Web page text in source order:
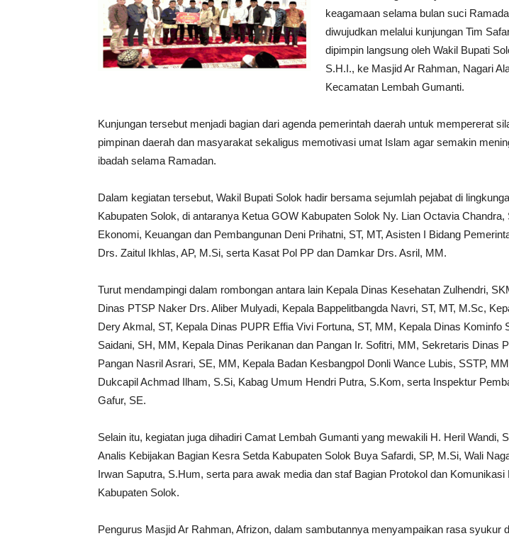
keagamaan selama bulan suci
diwujudkan melalui kunjungan Tim
dipimpin langsung oleh Wakil Bupati
S.H.I., ke Masjid Ar Rahman, Nagari
Kecamatan Lembah Gumanti.
Kunjungan tersebut menjadi bagian dari agenda pemerintah daerah untuk mempererat
pimpinan daerah dan masyarakat sekaligus memotivasi umat Islam agar semakin
ibadah selama Ramadan.
Dalam kegiatan tersebut, Wakil Bupati Solok hadir bersama sejumlah pejabat di
Kabupaten Solok, di antaranya Ketua GOW Kabupaten Solok Ny. Lian Octavia Chandra,
Ekonomi, Keuangan dan Pembangunan Deni Prihatni, ST, MT, Asisten I Bidang
Drs. Zaitul Ikhlas, AP, M.Si, serta Kasat Pol PP dan Damkar Drs. Asril, MM.
Turut mendampingi dalam rombongan antara lain Kepala Dinas Kesehatan Zulhendri,
Dinas PTSP Naker Drs. Aliber Mulyadi, Kepala Bappelitbangda Navri, ST, MT, M.Sc,
Dery Akmal, ST, Kepala Dinas PUPR Effia Vivi Fortuna, ST, MM, Kepala Dinas Kominfo
Saidani, SH, MM, Kepala Dinas Perikanan dan Pangan Ir. Sofitri, MM, Sekretaris Dinas
Pangan Nasril Asrari, SE, MM, Kepala Badan Kesbangpol Donli Wance Lubis, SSTP,
Dukcapil Achmad Ilham, S.Si, Kabag Umum Hendri Putra, S.Kom, serta Inspektur
Gafur, SE.
Selain itu, kegiatan juga dihadiri Camat Lembah Gumanti yang mewakili H. Heril Wandi,
Analis Kebijakan Bagian Kesra Setda Kabupaten Solok Buya Safardi, SP, M.Si, Wali
Irwan Saputra, S.Hum, serta para awak media dan staf Bagian Protokol dan Komunikasi
Kabupaten Solok.
Pengurus Masjid Ar Rahman, Afrizon, dalam sambutannya menyampaikan rasa syukur